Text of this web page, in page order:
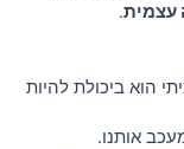
.
הוא ביכולת להיות
אותנו.